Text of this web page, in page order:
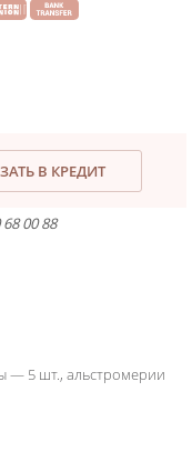
В КРЕДИТ
00 88
— 5 шт., альстромерии